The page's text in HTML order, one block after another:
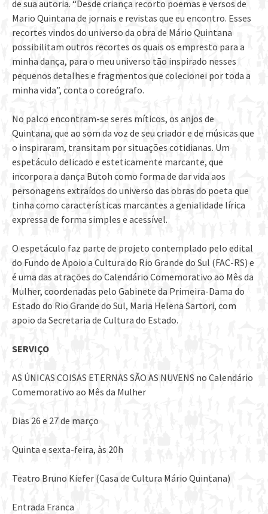
de sua autoria. “Desde criança recorto poemas e versos de
Mario Quintana de jornais e revistas que eu encontro. Esses
recortes vindos do universo da obra de Mário Quintana
possibilitam outros recortes os quais os empresto para a
minha dança, para o meu universo tão inspirado nesses
pequenos detalhes e fragmentos que colecionei por toda a
minha vida”, conta o coreógrafo.
No palco encontram-se seres míticos, os anjos de
Quintana, que ao som da voz de seu criador e de músicas que
o inspiraram, transitam por situações cotidianas. Um
espetáculo delicado e esteticamente marcante, que
incorpora a dança Butoh como forma de dar vida aos
personagens extraídos do universo das obras do poeta que
tinha como características marcantes a genialidade lírica
expressa de forma simples e acessível.
O espetáculo faz parte de projeto contemplado pelo edital
do Fundo de Apoio a Cultura do Rio Grande do Sul (FAC-RS) e
é uma das atrações do Calendário Comemorativo ao Mês da
Mulher, coordenadas pelo Gabinete da Primeira-Dama do
Estado do Rio Grande do Sul, Maria Helena Sartori, com
apoio da Secretaria de Cultura do Estado.
SERVIÇO
AS ÚNICAS COISAS ETERNAS SÃO AS NUVENS no Calendário
Comemorativo ao Mês da Mulher
Dias 26 e 27 de março
Quinta e sexta-feira, às 20h
Teatro Bruno Kiefer (Casa de Cultura Mário Quintana)
Entrada Franca